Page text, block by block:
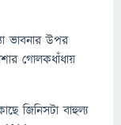
ভাবনার উপর
গোলকধাঁধায়
জিনিসটা বাহুল্য